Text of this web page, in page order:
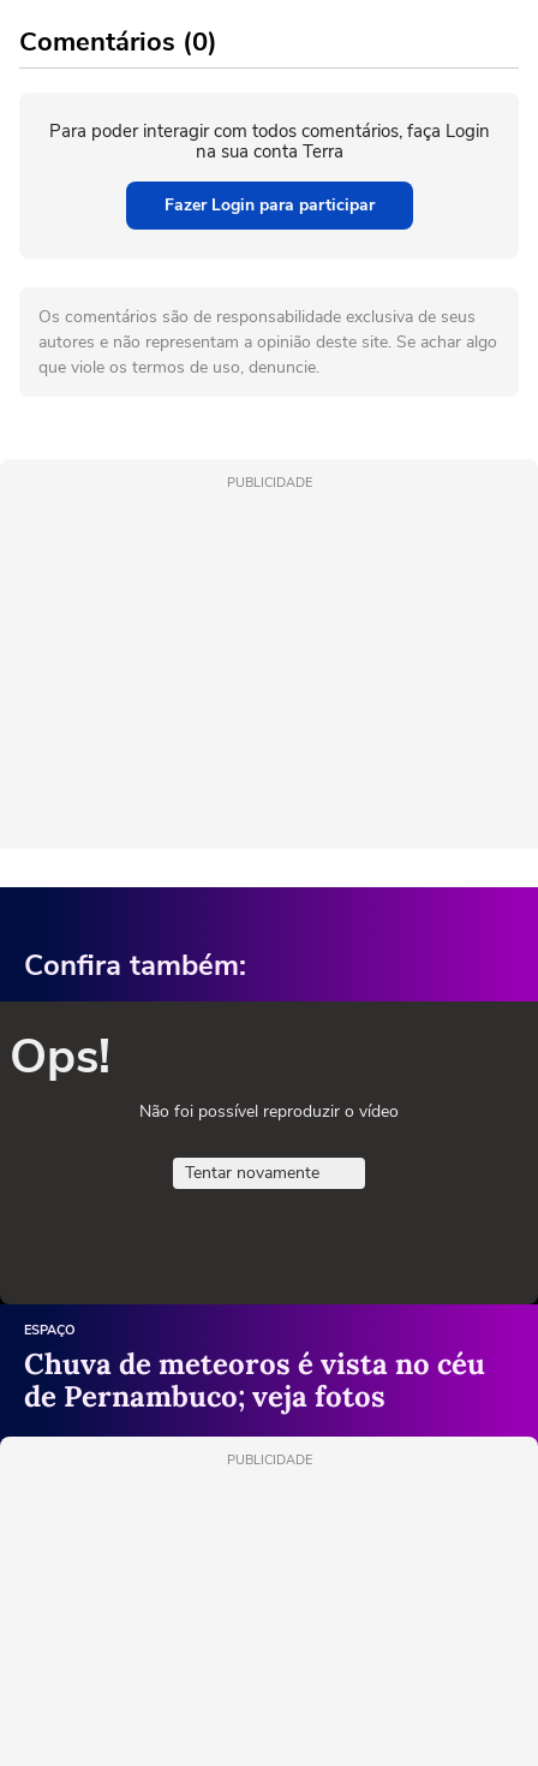
Comentários (0)
Para poder interagir com todos comentários, faça Login
na sua conta Terra
Fazer Login para participar
Os comentários são de responsabilidade exclusiva de seus
autores e não representam a opinião deste site. Se achar algo
que viole os termos de uso, denuncie.
PUBLICIDADE
Confira também:
Ops!
Não foi possível reproduzir o vídeo
Tentar novamente
ESPAÇO
Chuva de meteoros é vista no céu
de Pernambuco; veja fotos
PUBLICIDADE